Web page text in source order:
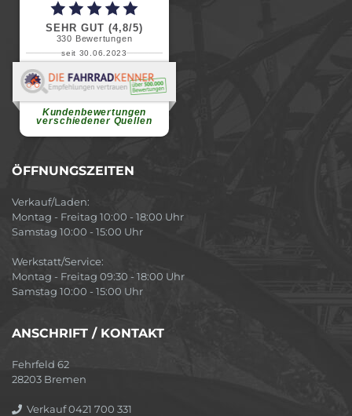
SEHR GUT (4,8/5)
330 Bewertungen
seit 30.06.2023
Kundenbewertungen
verschiedener Quellen
Renate H.
Vielen Dank für ein herzliches
ÖFFNUNGSZEITEN
Verkauf/Laden:
Montag - Freitag 10:00 - 18:00 Uhr
Samstag 10:00 - 15:00 Uhr
Werkstatt/Service:
Montag - Freitag 09:30 - 18:00 Uhr
Samstag 10:00 - 15:00 Uhr
ANSCHRIFT / KONTAKT
Fehrfeld 62
28203 Bremen
Verkauf 0421 700 331